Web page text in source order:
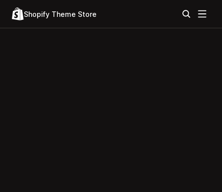
Shopify Theme Store